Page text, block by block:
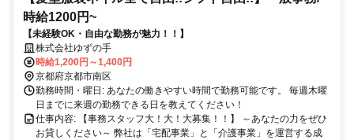
時給1200円~
【未経験OK・自由な勤務が魅力！！】
株式会社ゆずの手
時給1,200円～1,400円
京都府京都市南区
勤務時間・曜日: あなたの働きやすい時間で勤務可能です。 毎週木曜
日までに来週の勤務できる日を教えてください！
仕事内容: 【事務スタッフ大！大！大募集！！】 ～あなたの力をぜひ
お貸しください～ 弊社は「宅配事業」と「介護事業」を運営する成